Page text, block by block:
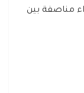
مناصفة بين